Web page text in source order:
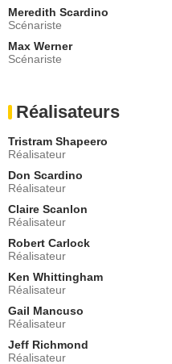
- 2 Episodes :2-4
Gil Birmingham
Virgil
- 2 Episodes :
- 2 Episodes :3-10
Zach
- 2 Episodes :
Dave Hill
Creep
- 2 Episodes :7-
Mark Doherty
Flash
- 2 Episodes :
Asa Somers
Drew
- 2 Episodes :3
Maya Rudolph
Dionne Warwick
- 1 Episode :
Meredith Scardino
Scénariste
Max Werner
Scénariste
Réalisateurs
Tristram Shapeero
Réalisateur
Don Scardino
Réalisateur
Claire Scanlon
Réalisateur
Robert Carlock
Réalisateur
Ken Whittingham
Réalisateur
Gail Mancuso
Réalisateur
Jeff Richmond
Réalisateur